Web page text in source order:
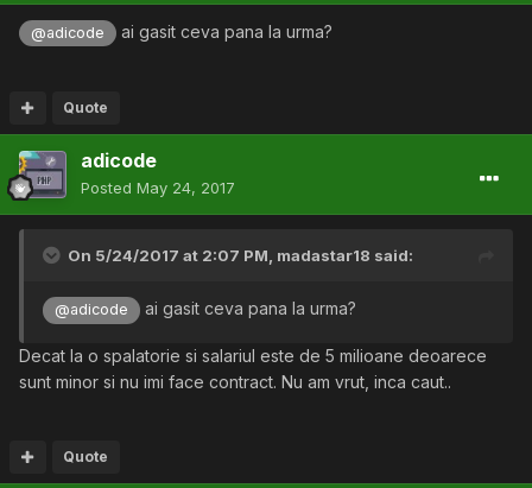
@adicode ai gasit ceva pana la urma?
Quote
adicode
Posted May 24, 2017
On 5/24/2017 at 2:07 PM, madastar18 said:
@adicode ai gasit ceva pana la urma?
Decat la o spalatorie si salariul este de 5 milioane deoarece
sunt minor si nu imi face contract. Nu am vrut, inca caut..
Quote